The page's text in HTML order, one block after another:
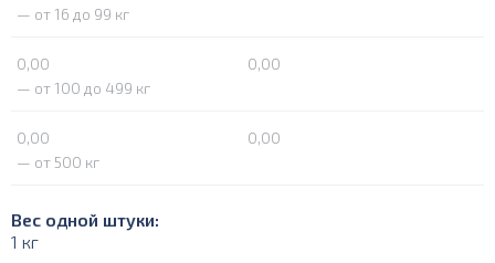
— от 16 до 99 кг
0,00
0,00
— от 100 до 499 кг
0,00
0,00
— от 500 кг
Вес одной штуки:
1 кг